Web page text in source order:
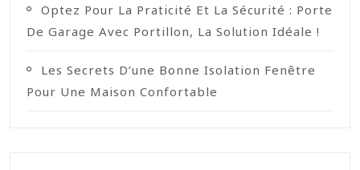
Optez Pour La Praticité Et La Sécurité : Porte
De Garage Avec Portillon, La Solution Idéale !
Les Secrets D’une Bonne Isolation Fenêtre
Pour Une Maison Confortable